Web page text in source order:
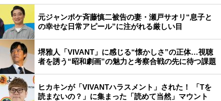
元ジャンポケ斉藤慎二被告の妻・瀬戸サオリ“息子と
の幸せな日常アピール”に注がれる厳しい目
堺雅人「VIVANT」に感じる“懐かしさ”の正体…視聴
者を誘う“昭和劇画”の魅力と考察合戦の先に待つ課題
ヒカキンが「VIVANTハラスメント」された！ 「Tを
読まないの？」に集まった「読めて当然」マウント